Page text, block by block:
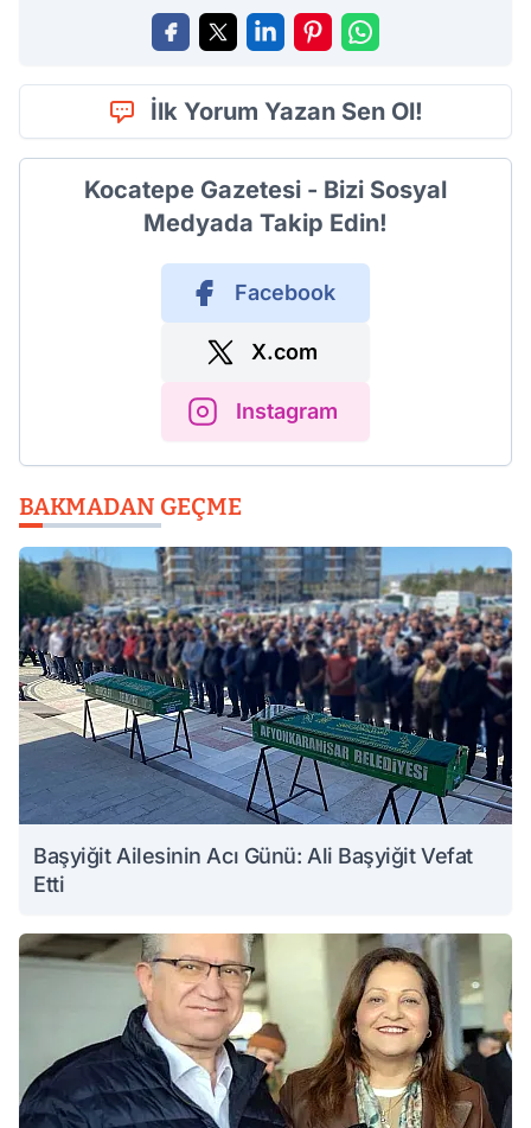
İlk Yorum Yazan Sen Ol!
Kocatepe Gazetesi - Bizi Sosyal
Medyada Takip Edin!
Facebook
X.com
Instagram
BAKMADAN GEÇME
Başyiğit Ailesinin Acı Günü: Ali Başyiğit Vefat
Etti